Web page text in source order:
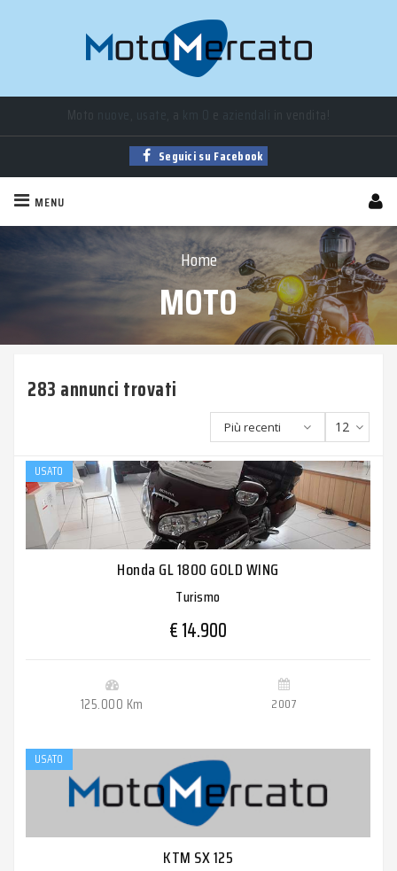
Seguici su Facebook
MENU
Home
MOTO
283 annunci trovati
12
Più recenti
USATO
Honda GL 1800 GOLD WING
Turismo
€ 14.900
125.000 Km 2007
USATO
KTM SX 125